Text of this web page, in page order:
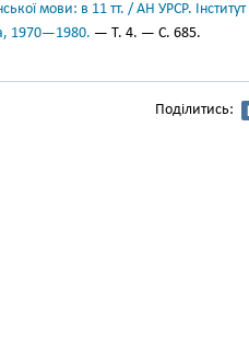
мови: в 11 тт. / АН УРСР.
1970—1980. — Т. 4. — С. 685.
Поділитись: